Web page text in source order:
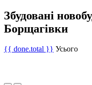
Збудовані
Борщагівки
{{ done.total }} Усього